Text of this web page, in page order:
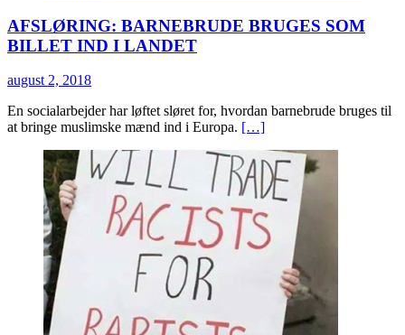
AFSLØRING: BARNEBRUDE BRUGES SOM
BILLET IND I LANDET
august 2, 2018
En socialarbejder har løftet sløret for, hvordan barnebrude bruges til
at bringe muslimske mænd ind i Europa. […]